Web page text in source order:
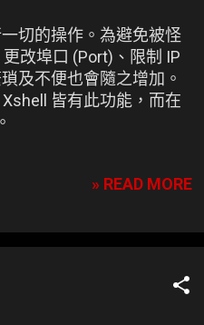
切的操作。為避免被怪
改埠口 (Port)、限制 IP
及不便也會隨之增加。
皆有此功能，而在
» READ MORE